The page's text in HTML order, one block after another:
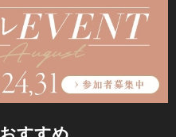
すすめ